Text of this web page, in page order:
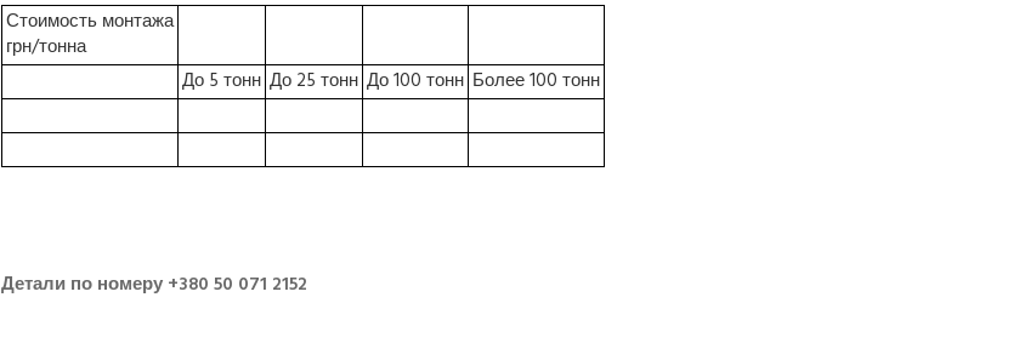
Стоимость монтажа
грн/тонна
До 5 тонн До 25 тонн До 100 тонн Более 100 тонн
Детали по номеру +380 50 071 2152